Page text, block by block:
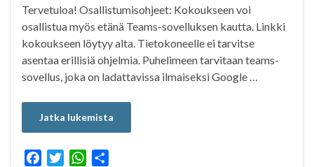
Tervetuloa! Osallistumisohjeet: Kokoukseen voi
osallistua myös etänä Teams-sovelluksen kautta. Linkki
kokoukseen löytyy alta. Tietokoneelle ei tarvitse
asentaa erillisiä ohjelmia. Puhelimeen tarvitaan teams-
sovellus, joka on ladattavissa ilmaiseksi Google …
Jatka lukemista
W